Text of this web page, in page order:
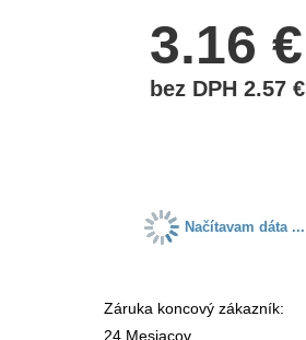
3.16€
bez DPH 2.57€
Načítavam dáta ...
Záruka koncový zákazník:
24 Mesiacov